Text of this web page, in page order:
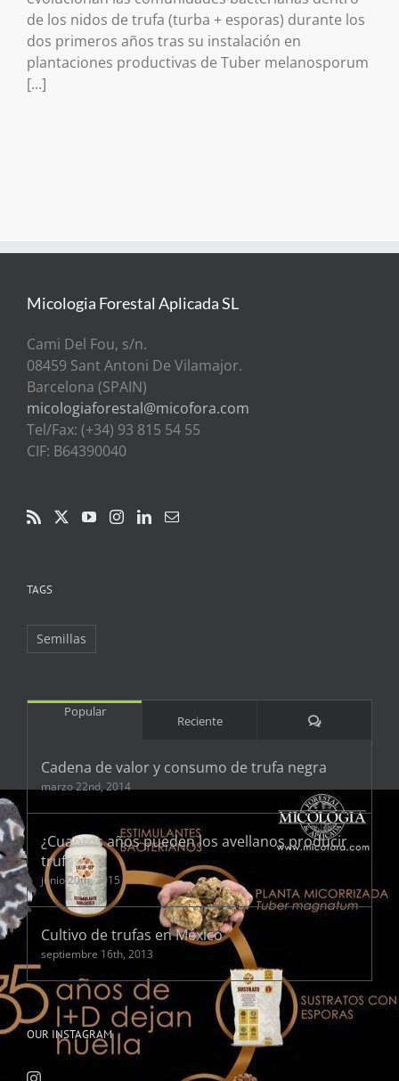
de los nidos de trufa (turba + esporas) durante los
dos primeros años tras su instalación en
plantaciones productivas de Tuber melanosporum
[...]
Micologia Forestal Aplicada SL
Cami Del Fou, s/n.
08459 Sant Antoni De Vilamajor.
Barcelona (SPAIN)
micologiaforestal@micofora.com
Tel/Fax: (+34) 93 815 54 55
CIF: B64390040
TAGS
Semillas
Popular
Reciente Comentarios
Cadena de valor y consumo de trufa negra
marzo 22nd, 2014
¿Cuantos años pueden los avellanos producir
trufas?
junio 20th, 2015
Cultivo de trufas en México
septiembre 16th, 2013
OUR INSTAGRAM